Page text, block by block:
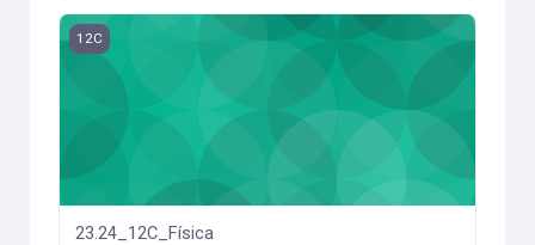
23.24_12C_Física
12C
23.24_12C_Física